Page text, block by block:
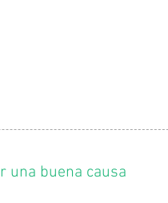
una buena causa